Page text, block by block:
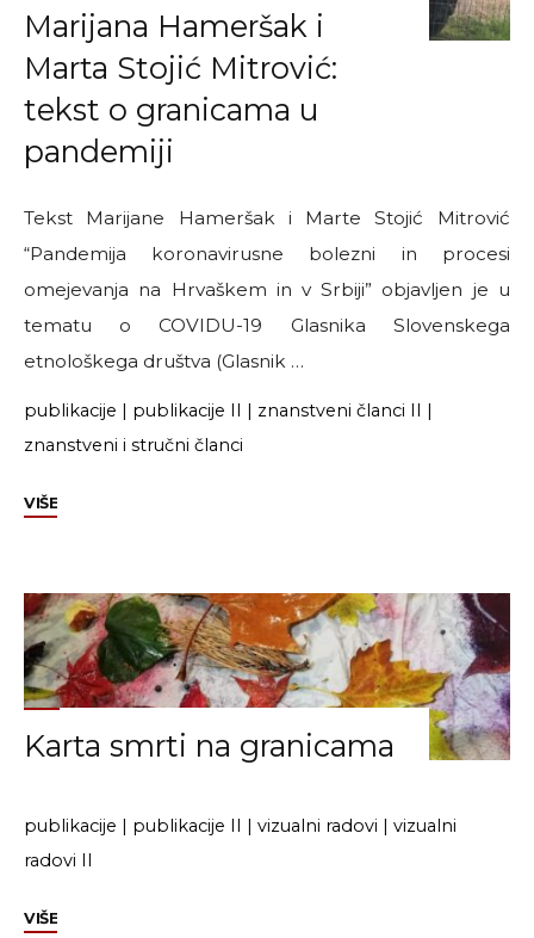
Campaign
Dublin
Deportation”"
Marijana Hameršak i
Marta Stojić Mitrović:
tekst o granicama u
pandemiji
Tekst Marijane Hameršak i Marte Stojić Mitrović
“Pandemija koronavirusne bolezni in procesi
omejevanja na Hrvaškem in v Srbiji” objavljen je u
tematu o COVIDU-19 Glasnika Slovenskega
etnološkega društva (Glasnik …
publikacije | publikacije II | znanstveni članci II |
znanstveni i stručni članci
VIŠE"Marijana
Marta
Stojić
Mitrović:
tekst
o
granicama
Karta smrti na granicama
publikacije | publikacije II | vizualni radovi | vizualni
radovi II
VIŠE"Karta